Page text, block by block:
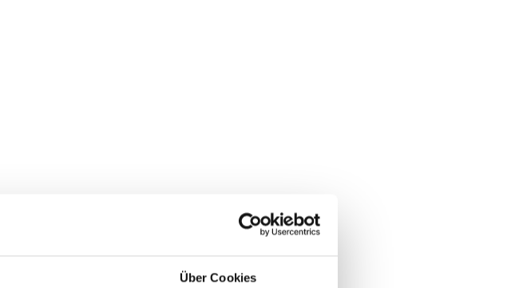
Über Cookies